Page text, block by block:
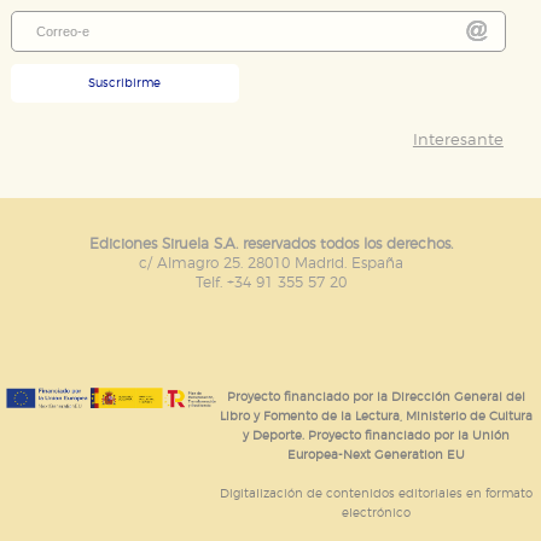
Suscribirme
Interesante
Ediciones Siruela S.A. reservados todos los derechos.
c/ Almagro 25. 28010 Madrid. España
Telf. +34 91 355 57 20
Proyecto financiado por la Dirección General del
Libro y Fomento de la Lectura, Ministerio de Cultura
y Deporte. Proyecto financiado por la Unión
Europea-Next Generation EU
Digitalización de contenidos editoriales en formato
electrónico